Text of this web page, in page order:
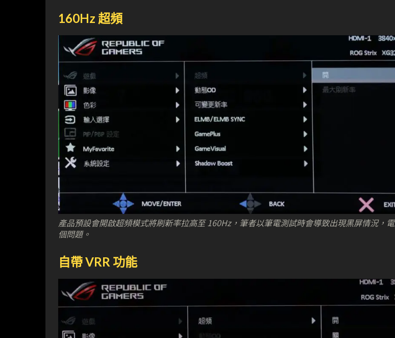
160Hz 超頻
產品預設會開啟超頻模式將刷新率拉高至 160Hz，筆者以筆電測試時會導致出現黑屏情況，
個問題。
自帶 VRR 功能